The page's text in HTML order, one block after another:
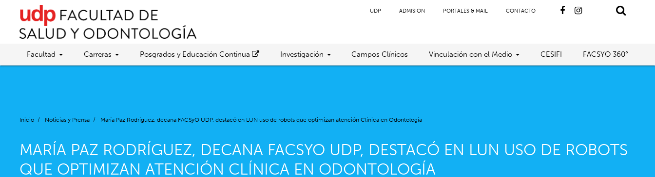
UDP ADMISIÓN PORTALES & MAIL CONTACTO
Facultad Carreras Posgrados y Educación Continua Investigación Campos Clínicos Vinculación con el Medio CESIFI FACSYO 360°
Inicio / Noticias y Prensa / María Paz Rodríguez, decana FACSyO UDP, destacó en LUN uso de robots que optimizan atención Clínica en Odontología
MARÍA PAZ RODRÍGUEZ, DECANA FACSYO UDP, DESTACÓ EN LUN USO DE ROBOTS
QUE OPTIMIZAN ATENCIÓN CLÍNICA EN ODONTOLOGÍA